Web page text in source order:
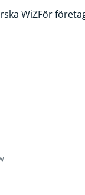
WiZFör